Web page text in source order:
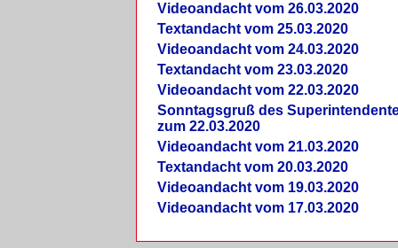
Videoandacht vom 26.03.2020
Textandacht vom 25.03.2020
Videoandacht vom 24.03.2020
Textandacht vom 23.03.2020
Videoandacht vom 22.03.2020
Sonntagsgruß des
zum 22.03.2020
Videoandacht vom 21.03.2020
Textandacht vom 20.03.2020
Videoandacht vom 19.03.2020
Videoandacht vom 17.03.2020